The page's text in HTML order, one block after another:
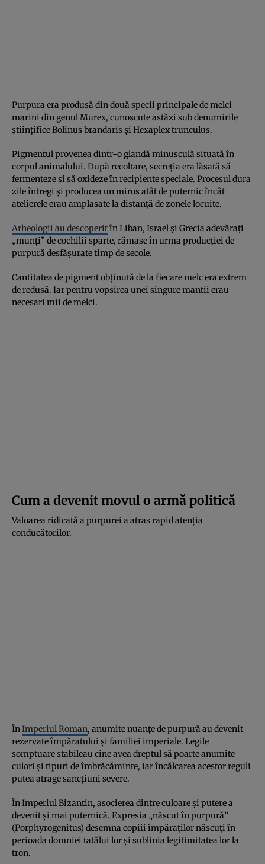
Purpura era produsă din două specii principale de melci
marini din genul Murex, cunoscute astăzi sub denumirile
științifice Bolinus brandaris și Hexaplex trunculus.
Pigmentul provenea dintr-o glandă minusculă situată în
corpul animalului. După recoltare, secreția era lăsată să
fermenteze și să oxideze în recipiente speciale. Procesul dura
zile întregi și producea un miros atât de puternic încât
atelierele erau amplasate la distanță de zonele locuite.
Arheologii au descoperitîn Liban, Israel și Grecia adevărați
„munți” de cochilii sparte, rămase în urma producției de
purpură desfășurate timp de secole.
Cantitatea de pigment obținută de la fiecare melc era extrem
de redusă. Iar pentru vopsirea unei singure mantii erau
necesari mii de melci.
Cum a devenit movul o armă politică
Valoarea ridicată a purpurei a atras rapid atenția
conducătorilor.
ÎnImperiul Roman, anumite nuanțe de purpură au devenit
rezervate împăratului și familiei imperiale. Legile
somptuare stabileau cine avea dreptul să poarte anumite
culori și tipuri de îmbrăcăminte, iar încălcarea acestor reguli
putea atrage sancțiuni severe.
În Imperiul Bizantin, asocierea dintre culoare și putere a
devenit și mai puternică. Expresia „născut în purpură”
(Porphyrogenitus) desemna copiii împăraților născuți în
perioada domniei tatălui lor și sublinia legitimitatea lor la
tron.